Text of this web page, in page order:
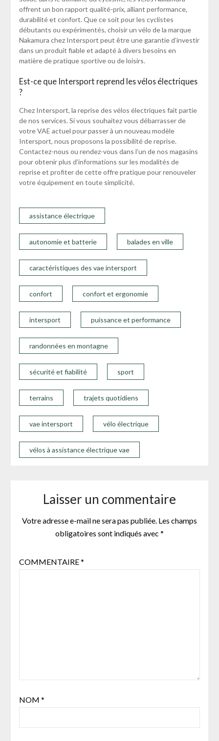
offrent un bon rapport qualité-prix, alliant performance,
durabilité et confort. Que ce soit pour les cyclistes
débutants ou expérimentés, choisir un vélo de la marque
Nakamura chez Intersport peut être une garantie d’investir
dans un produit fiable et adapté à divers besoins en
matière de pratique sportive ou de loisirs.
Est-ce que Intersport reprend les vélos électriques
?
Chez Intersport, la reprise des vélos électriques fait partie
de nos services. Si vous souhaitez vous débarrasser de
votre VAE actuel pour passer à un nouveau modèle
Intersport, nous proposons la possibilité de reprise.
Contactez-nous ou rendez-vous dans l’un de nos magasins
pour obtenir plus d’informations sur les modalités de
reprise et profiter de cette offre pratique pour renouveler
votre équipement en toute simplicité.
assistance électrique
autonomie et batterie balades en ville
caractéristiques des vae intersport
confort confort et ergonomie
intersport puissance et performance
randonnées en montagne
sécurité et fiabilité sport
terrains trajets quotidiens
vae intersport vélo électrique
vélos à assistance électrique vae
Laisser un commentaire
Votre adresse e-mail ne sera pas publiée. Les champs
obligatoires sont indiqués avec *
COMMENTAIRE*
NOM *